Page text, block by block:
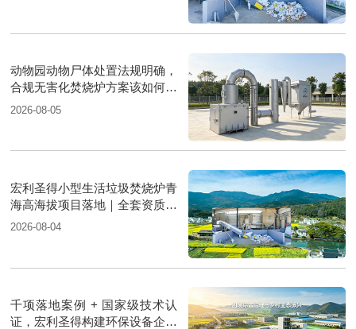
动物园动物尸体处置法规明确，
合规无害化焚烧炉方案该如何落
地？
2026-08-05
宏利圣得小型生活垃圾焚烧炉青
海高海拔项目落地｜全套资质支
撑环保验收
2026-08-04
千项落地案例 + 国家级技术认
证，宏利圣得构建环保设备企业